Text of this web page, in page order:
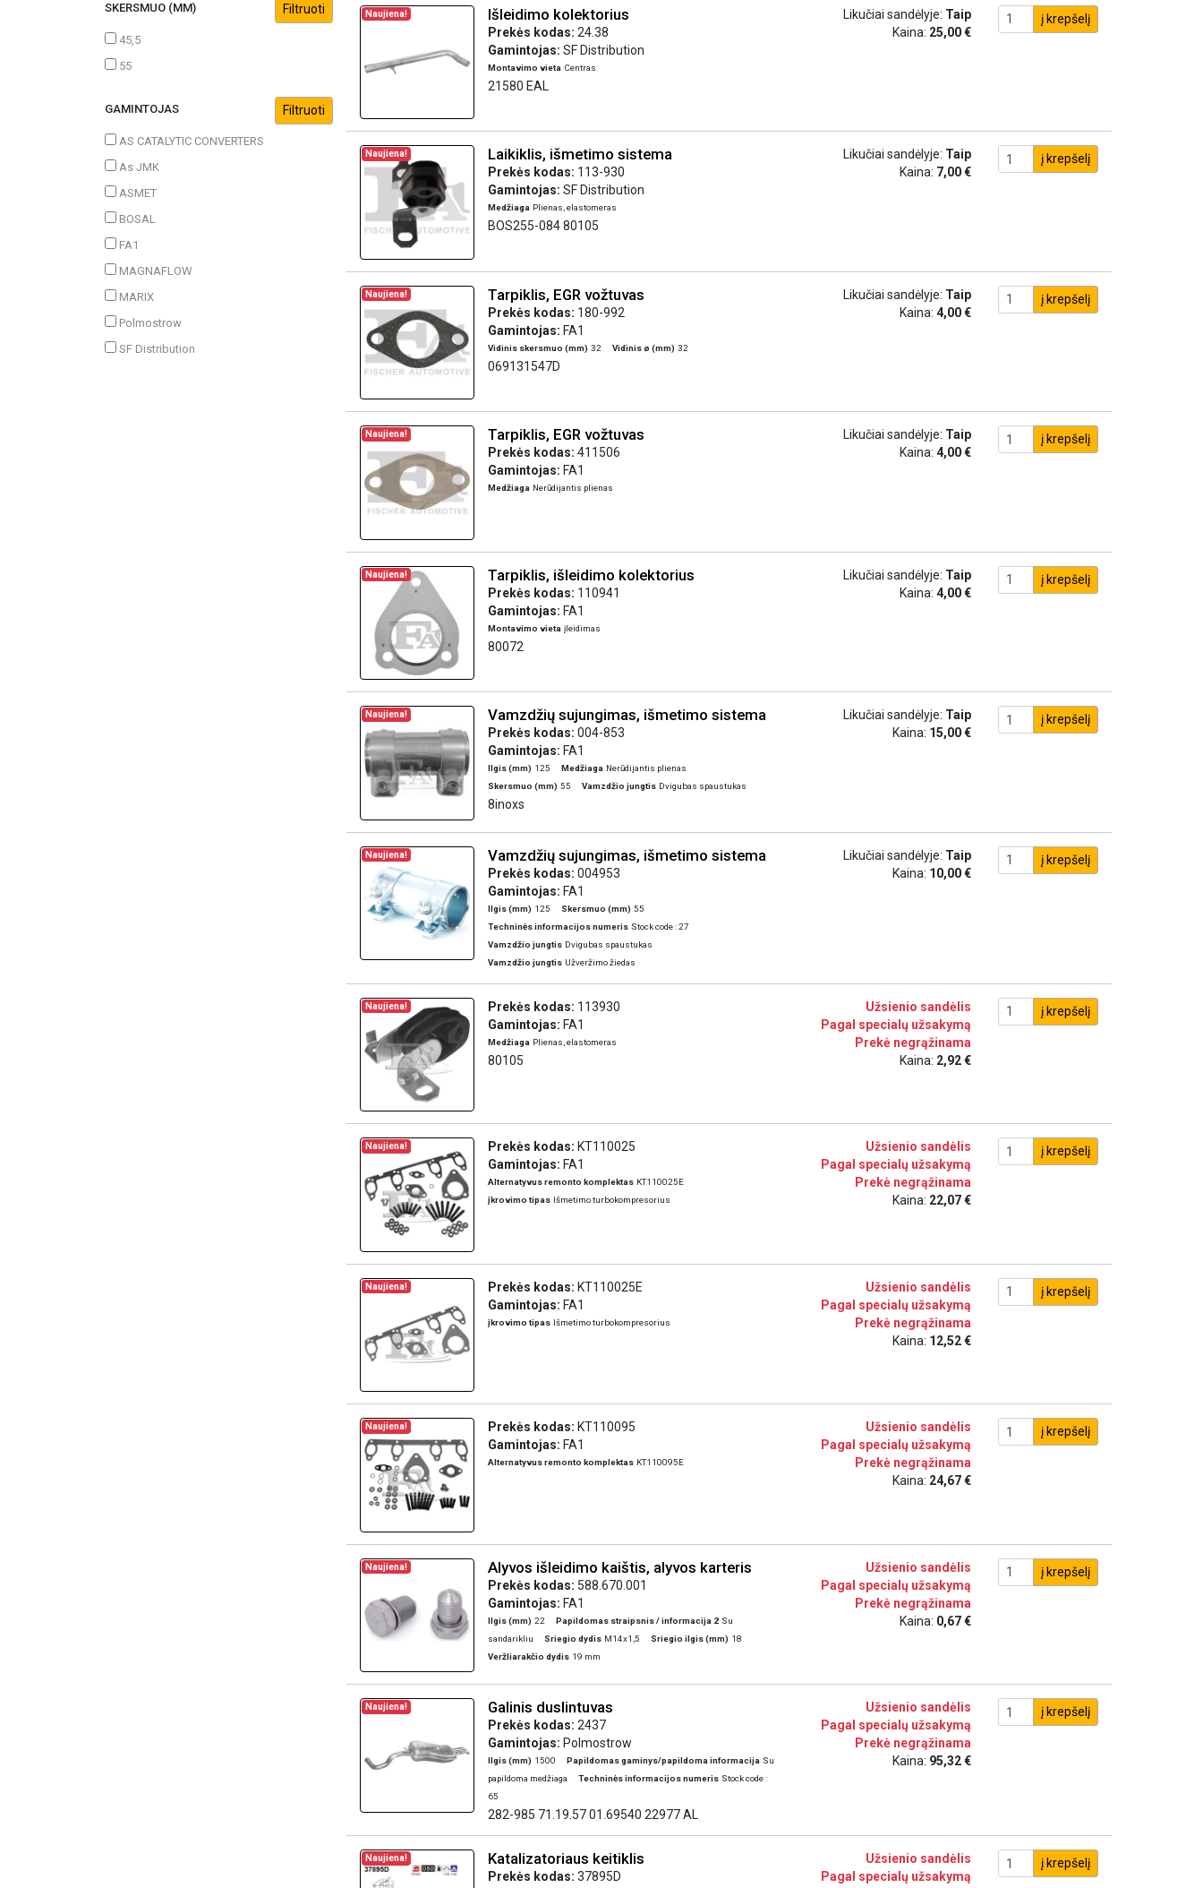
SKERSMUO (MM)
45,5
55
GAMINTOJAS
AS CATALYTIC CONVERTERS
As JMK
ASMET
BOSAL
FA1
MAGNAFLOW
MARIX
Polmostrow
SF Distribution
Naujiena! Išleidimo kolektorius
Prekės kodas: 24.38
Gamintojas: SF Distribution
Montavimo vieta Centras
21580 EAL
Likučiai sandėlyje: Taip
Kaina: 25,00 €
į krepšelį
Naujiena! Laikiklis, išmetimo sistema
Prekės kodas: 113-930
Gamintojas: SF Distribution
Medžiaga Plienas, elastomeras
BOS255-084 80105
Likučiai sandėlyje: Taip
Kaina: 7,00 €
į krepšelį
Naujiena! Tarpiklis, EGR vožtuvas
Prekės kodas: 180-992
Gamintojas: FA1
Vidinis skersmuo (mm) 32 Vidinis ø (mm) 32
069131547D
Likučiai sandėlyje: Taip
Kaina: 4,00 €
į krepšelį
Naujiena! Tarpiklis, EGR vožtuvas
Prekės kodas: 411506
Gamintojas: FA1
Medžiaga Nerūdijantis plienas
Likučiai sandėlyje: Taip
Kaina: 4,00 €
į krepšelį
Naujiena! Tarpiklis, išleidimo kolektorius
Prekės kodas: 110941
Gamintojas: FA1
Montavimo vieta įleidimas
80072
Likučiai sandėlyje: Taip
Kaina: 4,00 €
į krepšelį
Naujiena! Vamzdžių sujungimas, išmetimo sistema
Prekės kodas: 004-853
Gamintojas: FA1
Ilgis (mm) 125 Medžiaga Nerūdijantis plienas
Skersmuo (mm) 55 Vamzdžio jungtis Dvigubas spaustukas
8inoxs
Likučiai sandėlyje: Taip
Kaina: 15,00 €
į krepšelį
Naujiena! Vamzdžių sujungimas, išmetimo sistema
Prekės kodas: 004953
Gamintojas: FA1
Ilgis (mm) 125 Skersmuo (mm) 55
Techninės informacijos numeris Stock code : 27
Vamzdžio jungtis Dvigubas spaustukas
Vamzdžio jungtis Užveržimo žiedas
Likučiai sandėlyje: Taip
Kaina: 10,00 €
į krepšelį
Naujiena! Prekės kodas: 113930
Gamintojas: FA1
Medžiaga Plienas, elastomeras
80105
Užsienio sandėlis
Pagal specialų užsakymą
Prekė negrąžinama
Kaina: 2,92 €
į krepšelį
Naujiena! Prekės kodas: KT110025
Gamintojas: FA1
Alternatyvus remonto komplektas KT110025E
įkrovimo tipas Išmetimo turbokompresorius
Užsienio sandėlis
Pagal specialų užsakymą
Prekė negrąžinama
Kaina: 22,07 €
į krepšelį
Naujiena! Prekės kodas: KT110025E
Gamintojas: FA1
įkrovimo tipas Išmetimo turbokompresorius
Užsienio sandėlis
Pagal specialų užsakymą
Prekė negrąžinama
Kaina: 12,52 €
į krepšelį
Naujiena! Prekės kodas: KT110095
Gamintojas: FA1
Alternatyvus remonto komplektas KT110095E
Užsienio sandėlis
Pagal specialų užsakymą
Prekė negrąžinama
Kaina: 24,67 €
į krepšelį
Naujiena! Alyvos išleidimo kaištis, alyvos karteris
Prekės kodas: 588.670.001
Gamintojas: FA1
Ilgis (mm) 22 Papildomas straipsnis / informacija 2 Su
sandarikliu
Sriegio dydis M14x1,5 Sriegio ilgis (mm) 18
Veržliarakčio dydis 19 mm
Užsienio sandėlis
Pagal specialų užsakymą
Prekė negrąžinama
Kaina: 0,67 €
į krepšelį
Naujiena! Galinis duslintuvas
Prekės kodas: 2437
Gamintojas: Polmostrow
Ilgis (mm) 1500 Papildomas gaminys/papildoma informacija Su
papildoma medžiaga
Techninės informacijos numeris Stock code :
65
282-985 71.19.57 01.69540 22977 AL
Užsienio sandėlis
Pagal specialų užsakymą
Prekė negrąžinama
Kaina: 95,32 €
į krepšelį
Naujiena! Katalizatoriaus keitiklis
Prekės kodas: 37895D
Užsienio sandėlis
Pagal specialų užsakymą
į krepšelį